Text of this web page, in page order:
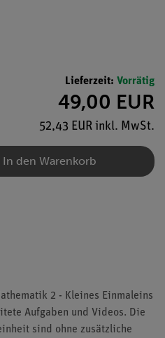
Lieferzeit: Vorrätig
49,00 EUR
52,43 EUR inkl. MwSt.
In den Warenkorb
2 - Kleines Einmaleins
Aufgaben und Videos. Die
sind ohne zusätzliche